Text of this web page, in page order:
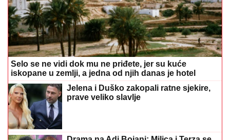
Selo se ne vidi dok mu ne priđete, jer su kuće
iskopane u zemlji, a jedna od njih danas je hotel
Jelena i Duško zakopali ratne sjekire,
prave veliko slavlje
Drama na Adi Bojani: Milica i Terza se
posvađali nasred plaže, svi gledali šta